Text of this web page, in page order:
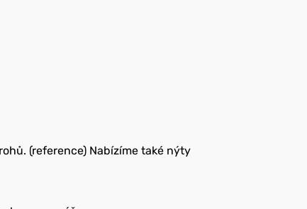
(reference) Nabízíme také nýty